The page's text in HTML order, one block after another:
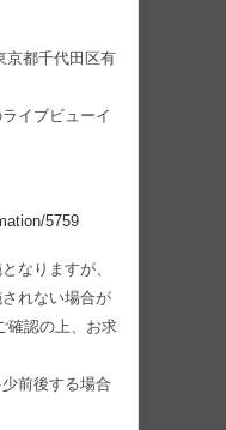
京都千代田区有
イブビューイ
5759
なりますが、
れない場合が
確認の上、お求
前後する場合